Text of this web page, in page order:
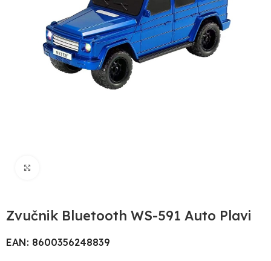
Zvučnik Bluetooth WS-591 Auto Plavi
EAN: 8600356248839